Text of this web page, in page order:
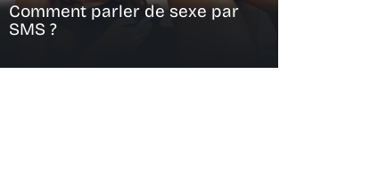
Comment parler de sexe par
SMS ?